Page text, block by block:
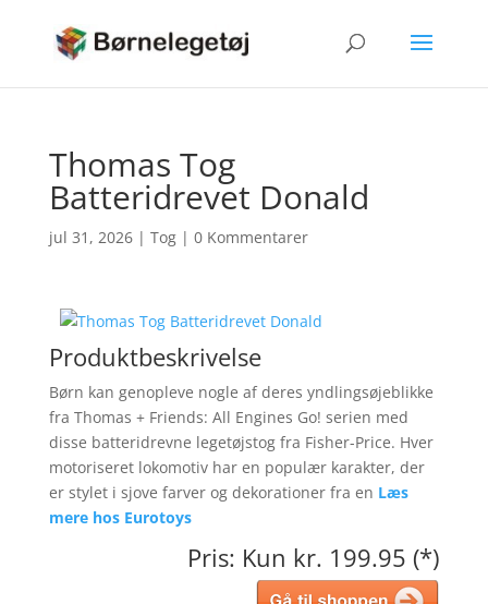
Thomas Tog
Batteridrevet Donald
jul 31, 2026| Tog| 0 Kommentarer
Produktbeskrivelse
Børn kan genopleve nogle af deres yndlingsøjeblikke
fra Thomas + Friends: All Engines Go! serien med
disse batteridrevne legetøjstog fra Fisher-Price. Hver
motoriseret lokomotiv har en populær karakter, der
er stylet i sjove farver og dekorationer fra en Læs
mere hos Eurotoys
Pris: Kun kr. 199.95 (*)